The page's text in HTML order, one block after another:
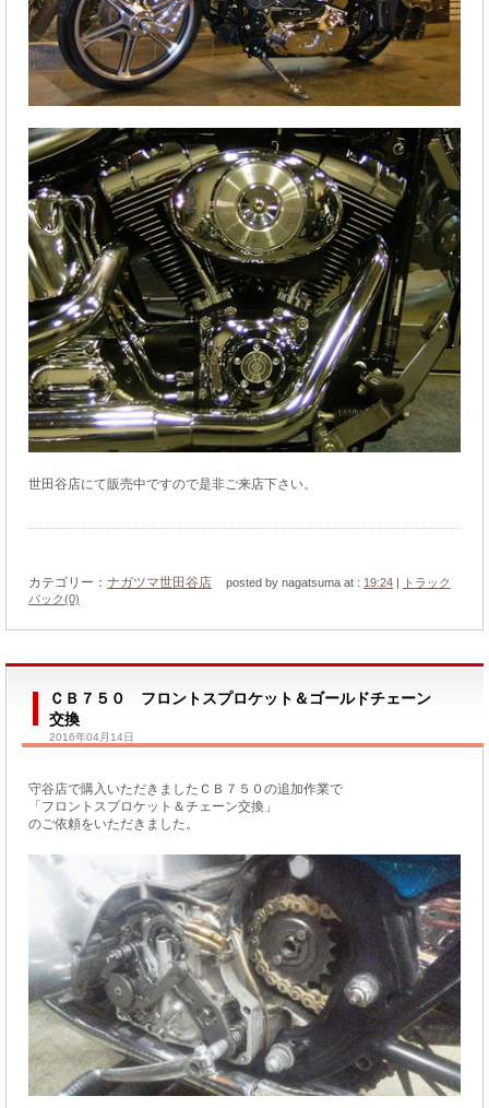
世田谷店にて販売中ですので是非ご来店下さい。
カテゴリー： ナガツマ世田谷店 posted by nagatsuma at : 19:24 |
トラック
バック(0)
ＣＢ７５０ フロントスプロケット＆ゴールドチェーン
交換
2016年04月14日
守谷店で購入いただきましたＣＢ７５０の追加作業で
「フロントスプロケット＆チェーン交換」
のご依頼をいただきました。